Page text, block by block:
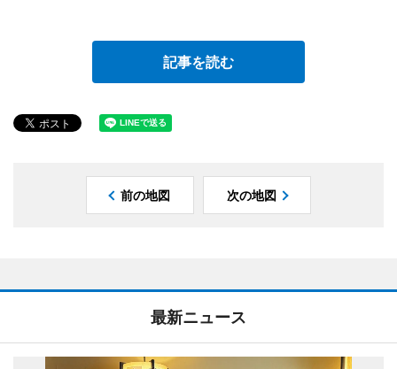
記事を読む
前の地図 次の地図
最新ニュース